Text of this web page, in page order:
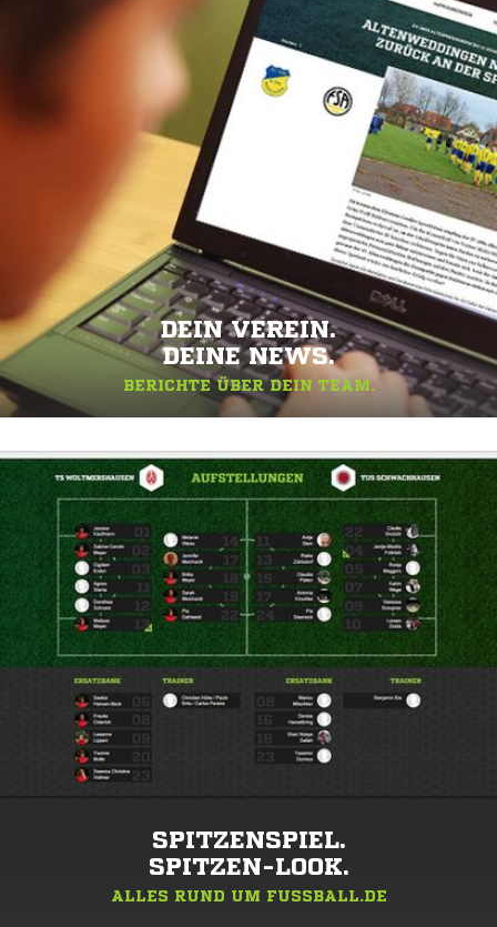
DEIN VEREIN.
DEINE NEWS.
BERICHTE ÜBER DEIN TEAM.
SPITZENSPIEL.
SPITZEN-LOOK.
ALLES RUND UM FUSSBALL.DE